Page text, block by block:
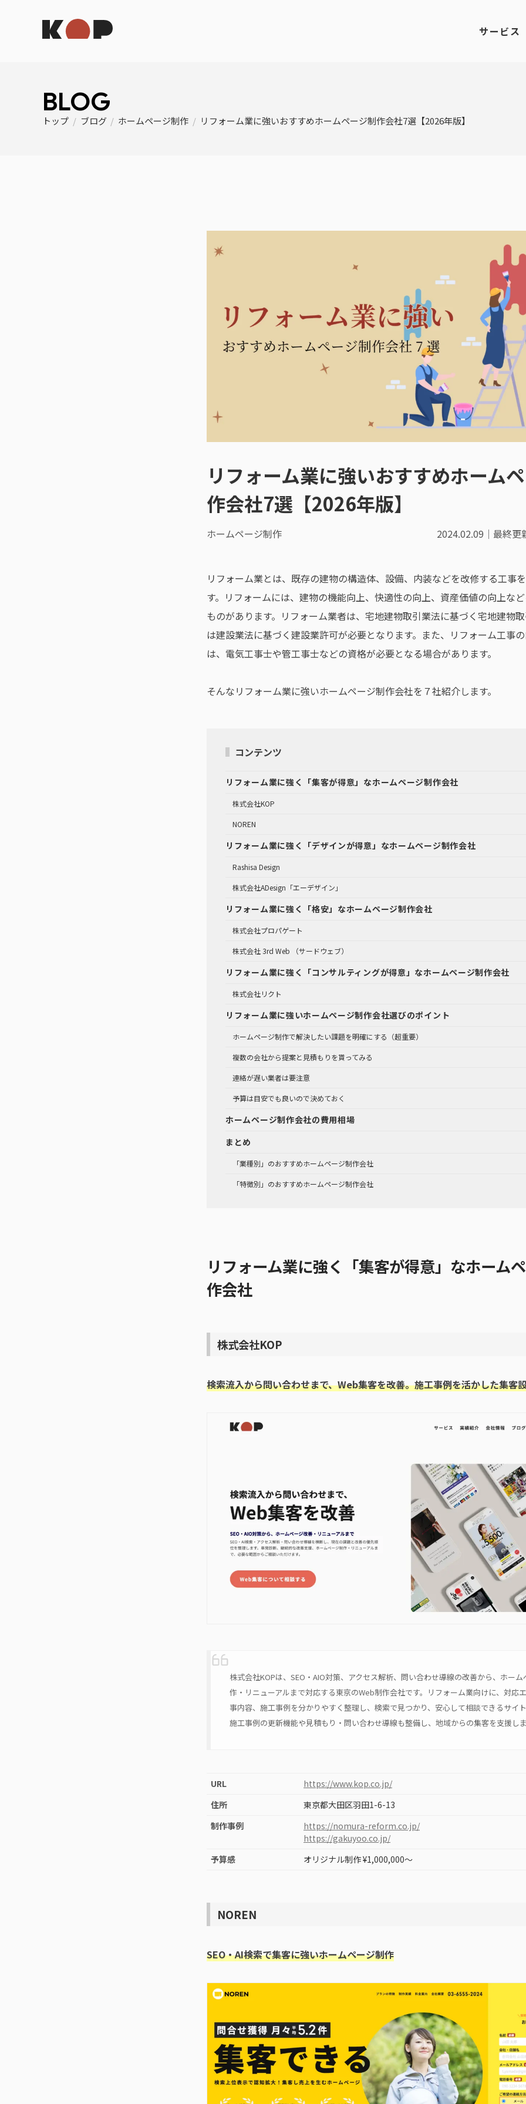
サービス
BLOG
トップ / ブログ / ホームページ制作 / リフォーム業に強いおすすめホームページ制作会社7選【2026年版】
リフォーム業に強いおすすめホーム
作会社7選【2026年版】
ホームページ制作 2024.02.09 ｜最終
リフォーム業とは、既存の建物の構造体、設備、内装などを改修する工事
す。リフォームには、建物の機能向上、快適性の向上、資産価値の向上な
ものがあります。リフォーム業者は、宅地建物取引業法に基づく宅地建物
は建設業法に基づく建設業許可が必要となります。また、リフォーム工事
は、電気工事士や管工事士などの資格が必要となる場合があります。
そんなリフォーム業に強いホームページ制作会社を７社紹介します。
コンテンツ
リフォーム業に強く「集客が得意」なホームページ制作会社
株式会社KOP
NOREN
リフォーム業に強く「デザインが得意」なホームページ制作会社
Rashisa Design
株式会社ADesign「エーデザイン」
リフォーム業に強く「格安」なホームページ制作会社
株式会社プロパゲート
株式会社 3rd Web （サードウェブ）
リフォーム業に強く「コンサルティングが得意」なホームページ制作会社
株式会社リクト
リフォーム業に強いホームページ制作会社選びのポイント
ホームページ制作で解決したい課題を明確にする（超重要）
複数の会社から提案と見積もりを貰ってみる
連絡が遅い業者は要注意
予算は目安でも良いので決めておく
ホームページ制作会社の費用相場
まとめ
「業種別」のおすすめホームページ制作会社
「特徴別」のおすすめホームページ制作会社
リフォーム業に強く「集客が得意」なホーム
作会社
株式会社KOP
検索流入から問い合わせまで、Web集客を改善。施工事例を活かした集客
株式会社KOPは、SEO・AIO対策、アクセス解析、問い合わせ導線の改善から、ホーム
作・リニューアルまで対応する東京のWeb制作会社です。リフォーム業向けに、対応
事内容、施工事例を分かりやすく整理し、検索で見つかり、安心して相談できるサイ
施工事例の更新機能や見積もり・問い合わせ導線も整備し、地域からの集客を支援し
URL
https://www.kop.co.jp/
住所
東京都大田区羽田1-6-13
制作事例
https://nomura-reform.co.jp/
https://gakuyoo.co.jp/
予算感
オリジナル制作 ¥1,000,000〜
NOREN
SEO・AI検索で集客に強いホームページ制作